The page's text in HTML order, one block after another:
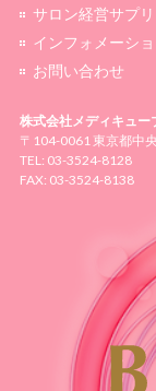
サロン経営サプリ
インフォメーシ
お問い合わせ
株式会社メディキュー
〒104-0061 東京都中
TEL: 03-3524-8128
FAX: 03-3524-8138